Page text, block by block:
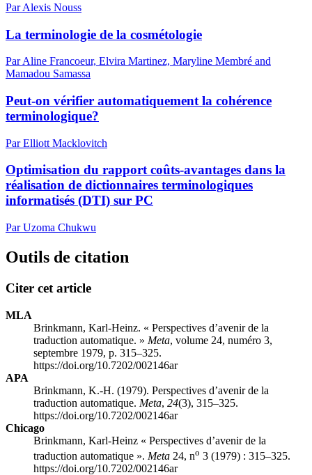
Par Alexis Nouss
La terminologie de la cosmétologie
Par Aline Francoeur, Elvira Martinez, Maryline Membré and
Mamadou Samassa
Peut-on vérifier automatiquement la cohérence
terminologique?
Par Elliott Macklovitch
Optimisation du rapport coûts-avantages dans la
réalisation de dictionnaires terminologiques
informatisés (DTI) sur PC
Par Uzoma Chukwu
Outils de citation
Citer cet article
MLA
Brinkmann, Karl-Heinz. « Perspectives d’avenir de la
traduction automatique. » Meta, volume 24, numéro 3,
septembre 1979, p. 315–325.
https://doi.org/10.7202/002146ar
APA
Brinkmann, K.-H. (1979). Perspectives d’avenir de la
traduction automatique. Meta, 24(3), 315–325.
https://doi.org/10.7202/002146ar
Chicago
Brinkmann, Karl-Heinz « Perspectives d’avenir de la
traduction automatique ». Meta 24, no 3 (1979) : 315–325.
https://doi.org/10.7202/002146ar